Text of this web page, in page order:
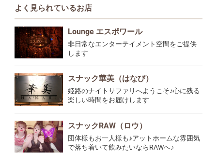
よく見られているお店
Lounge エスポワール
非日常なエンターテイメント空間をご提供
します
スナック華美（はなび）
姫路のナイトサファリへようこそ♪心に残る
楽しい時間をお届けします
スナックRAW（ロウ）
団体様もお一人様も♪アットホームな雰囲気
で落ち着いて飲みたいならRAWへ♪